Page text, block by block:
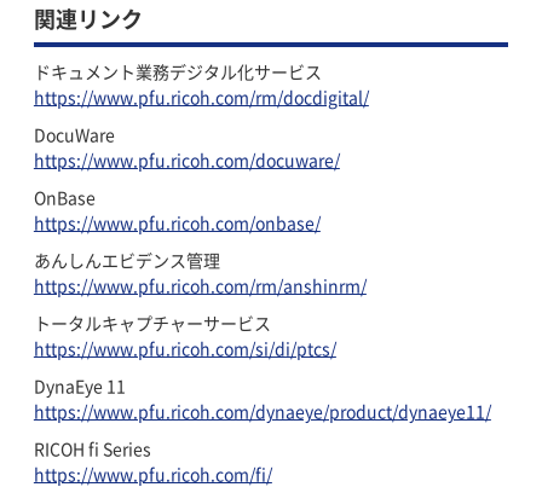
関連リンク
ドキュメント業務デジタル化サービス
https://www.pfu.ricoh.com/rm/docdigital/
DocuWare
https://www.pfu.ricoh.com/docuware/
OnBase
https://www.pfu.ricoh.com/onbase/
あんしんエビデンス管理
https://www.pfu.ricoh.com/rm/anshinrm/
トータルキャプチャーサービス
https://www.pfu.ricoh.com/si/di/ptcs/
DynaEye 11
https://www.pfu.ricoh.com/dynaeye/product/dynaeye11/
RICOH fi Series
https://www.pfu.ricoh.com/fi/